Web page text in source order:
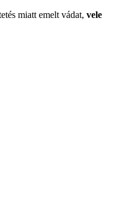
miatt emelt vádat, vele